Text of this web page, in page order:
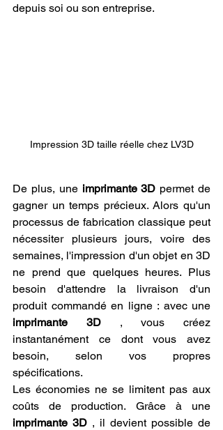
depuis soi ou son entreprise.
Impression 3D taille réelle chez LV3D
De plus, une imprimante 3D permet de
gagner un temps précieux. Alors qu'un
processus de fabrication classique peut
nécessiter plusieurs jours, voire des
semaines, l'impression d'un objet en 3D
ne prend que quelques heures. Plus
besoin d'attendre la livraison d'un
imprimante 3D , vous créez
instantanément ce dont vous avez
besoin, selon vos propres
spécifications.
Les économies ne se limitent pas aux
imprimante 3D , il devient possible de